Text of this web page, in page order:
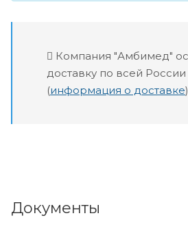
Компания "Амбимед"
доставку по всей России
(информация о доставке)
Документы